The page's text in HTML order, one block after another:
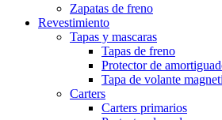
Zapatas de freno
Revestimiento
Tapas y mascaras
Tapas de freno
Protector de
Tapa de volante
Carters
Carters primarios